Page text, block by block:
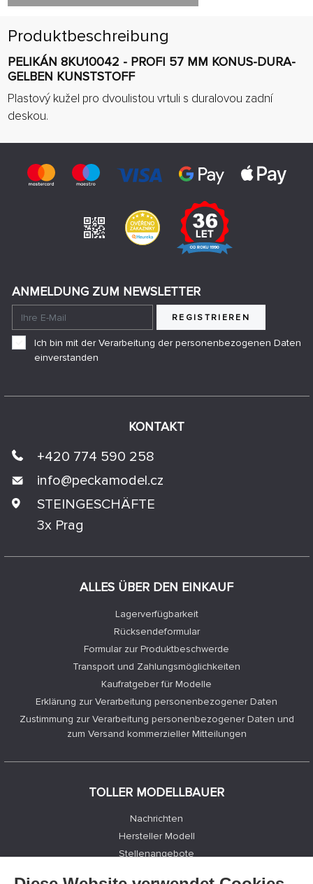
Produktbeschreibung
PELIKÁN 8KU10042 - PROFI 57 MM KONUS-DURA-
GELBEN KUNSTSTOFF
Plastový kužel pro dvoulistou vrtuli s duralovou zadní
deskou.
ALLES ÜBER DEN EINKAUF
Lagerverfügbarkeit
Rücksendeformular
Formular zur Produktbeschwerde
Transport und Zahlungsmöglichkeiten
Kaufratgeber für Modelle
Erklärung zur Verarbeitung personenbezogener Daten
Zustimmung zur Verarbeitung personenbezogener Daten und
zum Versand kommerzieller Mitteilungen
TOLLER MODELLBAUER
Nachrichten
Hersteller Modell
Stellenangebote
KONTAKT
+420 774 590 258
info@peckamodel.cz
STEINGESCHÄFTE
3x Prag
ANMELDUNG ZUM NEWSLETTER
REGISTRIEREN
Ich bin mit der Verarbeitung der personenbezogenen Daten
einverstanden